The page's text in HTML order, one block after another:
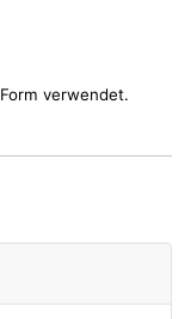
verwendet.